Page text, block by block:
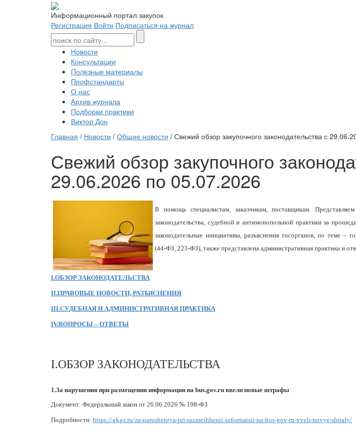
Информационный портал закупок
Регистрация Войти Подписаться на журнал
Новости
Консультации
Полезные материалы
Профстандарты
О нас
Архив журнала
Подборки практики
Виктор Дон
Главная / Новости / Общие новости / Свежий обзор закупочного законодательства с
Свежий обзор закупочного
29.06.2026 по 05.07.2026
В помощь специалистам, заказчикам, поставщикам.
законодательства, судебной и антимонопольной практики за
законодательные инициативы, разъяснения госорганов, по теме –
(44-ФЗ, 223-ФЗ), также представлена административная практика и
I.ОБЗОР ЗАКОНОДАТЕЛЬСТВА
II.ПРАВОВЫЕ НОВОСТИ, РАЗЪЯСНЕНИЯ
III.СУДЕБНАЯ И АДМИНИСТРАТИВНАЯ ПРАКТИКА
IV.ВОПРОСЫ – ОТВЕТЫ
I.ОБЗОР ЗАКОНОДАТЕЛЬСТВА
1.За нарушения при размещении информации на bus.gov.ru ввели новые штрафы
Документ: Федеральный закон от 26.06.2026 № 198-ФЗ
Подробности: https://gkgz.ru/za-narusheniya-pri-razmeshhenii-informatsii-na-bus-gov-ru-vveli-novye-shtrafy/